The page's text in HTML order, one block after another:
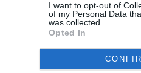
I want to opt-out of
of my Personal Data
was collected.
Opted In